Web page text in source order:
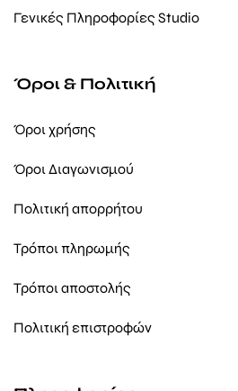
Γενικές Πληροφορίες Studio
Όροι & Πολιτική
Όροι χρήσης
Όροι Διαγωνισμού
Πολιτική απορρήτου
Τρόποι πληρωμής
Τρόποι αποστολής
Πολιτική επιστροφών